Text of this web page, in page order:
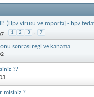
(Hpv virusu ve roportaj - hpv
1 2 3 ... 7
sonrası regl ve kanama
??
misiniz ?